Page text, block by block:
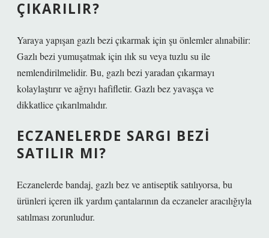
ÇIKARILIR?
Yaraya yapışan gazlı bezi çıkarmak için şu önlemler alınabilir:
Gazlı bezi yumuşatmak için ılık su veya tuzlu su ile
nemlendirilmelidir. Bu, gazlı bezi yaradan çıkarmayı
kolaylaştırır ve ağrıyı hafifletir. Gazlı bez yavaşça ve
dikkatlice çıkarılmalıdır.
ECZANELERDE SARGI BEZI
SATILIR MI?
Eczanelerde bandaj, gazlı bez ve antiseptik satılıyorsa, bu
ürünleri içeren ilk yardım çantalarının da eczaneler aracılığıyla
satılması zorunludur.